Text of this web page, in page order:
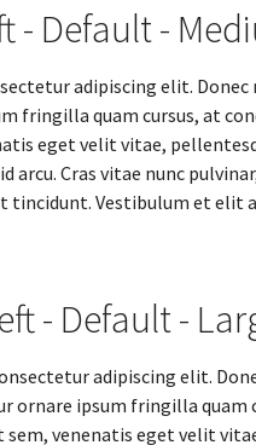
- Default -
adipiscing elit.
fringilla quam cursus, at
eget velit vitae,
arcu. Cras vitae nunc
tincidunt. Vestibulum et elit
- Default -
adipiscing elit.
ornare ipsum fringilla
sem, venenatis eget velit